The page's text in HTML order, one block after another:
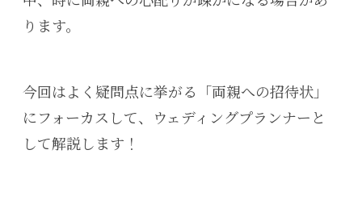
ります。
今回はよく疑問点に挙がる「両親への招待状」
にフォーカスして、ウェディングプランナーと
して解説します！